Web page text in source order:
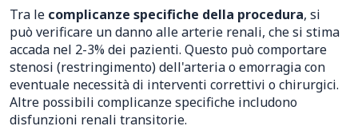
Tra le complicanze specifiche della procedura, si
può verificare un danno alle arterie renali, che si stima
accada nel 2-3% dei pazienti. Questo può comportare
stenosi (restringimento) dell'arteria o emorragia con
eventuale necessità di interventi correttivi o chirurgici.
Altre possibili complicanze specifiche includono
disfunzioni renali transitorie.